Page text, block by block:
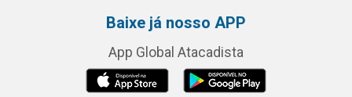
Baixe já nosso APP
App Global Atacadista